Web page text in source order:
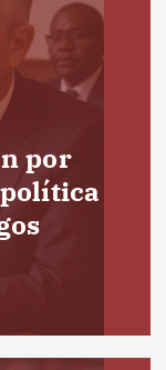
por